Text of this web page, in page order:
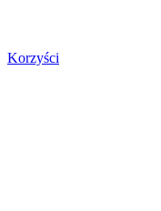
Korzyści